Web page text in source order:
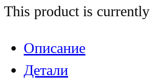
This product is
Описание
Детали